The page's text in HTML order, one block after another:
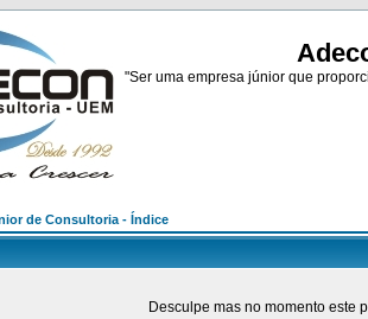
"Ser uma empresa júnior que
de Consultoria - Índice
Desculpe mas no momento este